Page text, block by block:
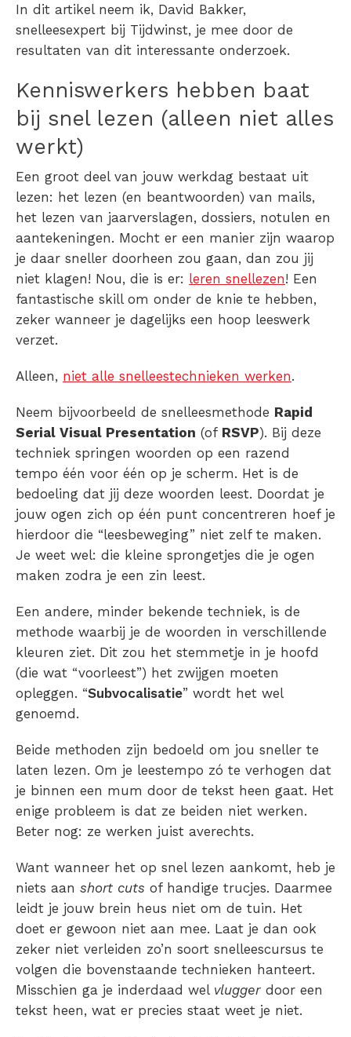
In dit artikel neem ik, David Bakker,
snelleesexpert bij Tijdwinst, je mee door de
resultaten van dit interessante onderzoek.
Kenniswerkers hebben baat
bij snel lezen (alleen niet alles
werkt)
Een groot deel van jouw werkdag bestaat uit
lezen: het lezen (en beantwoorden) van mails,
het lezen van jaarverslagen, dossiers, notulen en
aantekeningen. Mocht er een manier zijn waarop
je daar sneller doorheen zou gaan, dan zou jij
niet klagen! Nou, die is er: leren snellezen! Een
fantastische skill om onder de knie te hebben,
zeker wanneer je dagelijks een hoop leeswerk
verzet.
Alleen, niet alle snelleestechnieken werken.
Neem bijvoorbeeld de snelleesmethode Rapid
Serial Visual Presentation (of RSVP). Bij deze
techniek springen woorden op een razend
tempo één voor één op je scherm. Het is de
bedoeling dat jij deze woorden leest. Doordat je
jouw ogen zich op één punt concentreren hoef je
hierdoor die “leesbeweging” niet zelf te maken.
Je weet wel: die kleine sprongetjes die je ogen
maken zodra je een zin leest.
Een andere, minder bekende techniek, is de
methode waarbij je de woorden in verschillende
kleuren ziet. Dit zou het stemmetje in je hoofd
(die wat “voorleest”) het zwijgen moeten
opleggen. “Subvocalisatie” wordt het wel
genoemd.
Beide methoden zijn bedoeld om jou sneller te
laten lezen. Om je leestempo zó te verhogen dat
je binnen een mum door de tekst heen gaat. Het
enige probleem is dat ze beiden niet werken.
Beter nog: ze werken juist averechts.
Want wanneer het op snel lezen aankomt, heb je
niets aan short cuts of handige trucjes. Daarmee
leidt je jouw brein heus niet om de tuin. Het
doet er gewoon niet aan mee. Laat je dan ook
zeker niet verleiden zo’n soort snelleescursus te
volgen die bovenstaande technieken hanteert.
Misschien ga je inderdaad wel vlugger door een
tekst heen, wat er precies staat weet je niet.